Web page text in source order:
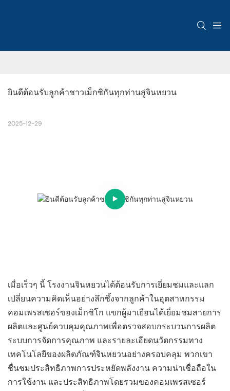
ยินดีต้อนรับลูกค้าชาวเม็กซิกันทุกท่านสู่จินหยวน
2025-12-29
เมื่อเร็วๆ นี้ โรงงานจินหยวนได้ต้อนรับการเยี่ยมชมและแลก
เปลี่ยนความคิดเห็นอย่างลึกซึ้งจากลูกค้าในอุตสาหกรรม
คอมเพรสเซอร์ของเม็กซิโก แขกผู้มาเยือนได้เยี่ยมชมสายการ
ผลิตและศูนย์ควบคุมคุณภาพเพื่อตรวจสอบกระบวนการผลิต
ระบบการจัดการคุณภาพ และรายละเอียดนวัตกรรมทาง
เทคโนโลยีของผลิตภัณฑ์จินหยวนอย่างครอบคลุม พวกเขา
ชื่นชมประสิทธิภาพการประหยัดพลังงาน ความน่าเชื่อถือใน
การใช้งาน และประสิทธิภาพโดยรวมของคอมเพรสเซอร์